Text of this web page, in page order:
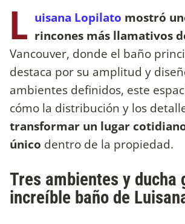
L uisana Lopilato mostró
rincones más llamativos
Vancouver, donde el baño
destaca por su amplitud y
ambientes definidos, este
cómo la distribución y los
transformar un lugar
único dentro de la propiedad.
Tres ambientes y ducha
increíble baño de